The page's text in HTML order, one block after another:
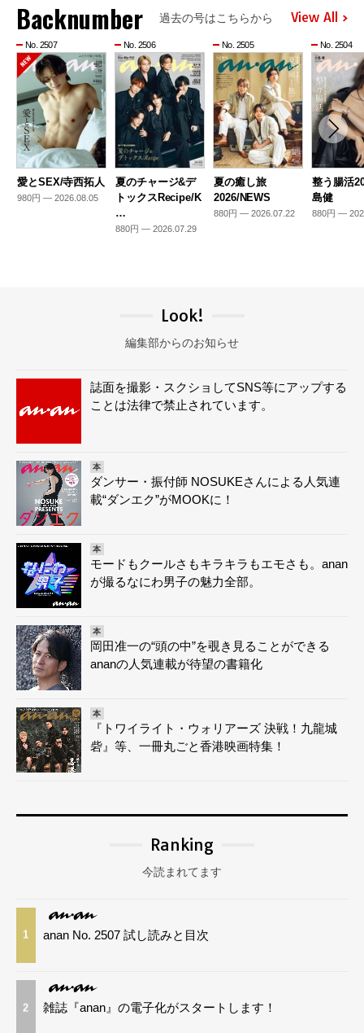
Backnumber 過去の号はこちらから View All
No. 2507
愛とSEX/寺西拓人
980円 — 2026.08.05
No. 2506
夏のチャージ&デ
トックスRecipe/K
…
880円 — 2026.07.29
No. 2505
夏の癒し旅
2026/NEWS
880円 — 2026.07.22
No. 2504
整う腸活
島健
880円 —
Look!
編集部からのお知らせ
誌面を撮影・スクショしてSNS等にアップする
ことは法律で禁止されています。
本
ダンサー・振付師 NOSUKEさんによる人気連
載“ダンエク”がMOOKに！
本
モードもクールさもキラキラもエモさも。anan
が撮るなにわ男子の魅力全部。
本
岡田准一の“頭の中”を覗き見ることができる
ananの人気連載が待望の書籍化
本
『トワイライト・ウォリアーズ 決戦！九龍城
砦』等、一冊丸ごと香港映画特集！
Ranking
今読まれてます
1 anan No. 2507 試し読みと目次
2 雑誌『anan』の電子化がスタートします！